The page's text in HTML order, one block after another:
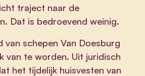
traject naar de
Dat is bedroevend weinig.
schepen Van Doesburg
van te worden. Uit juridisch
het tijdelijk huisvesten van